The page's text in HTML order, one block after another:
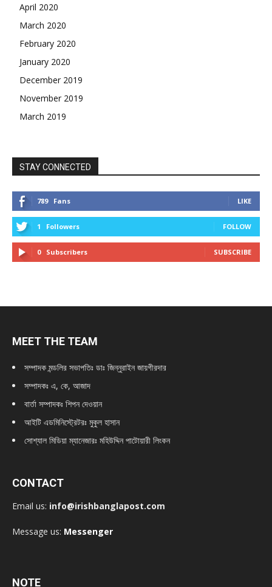
April 2020
March 2020
February 2020
January 2020
December 2019
November 2019
March 2019
STAY CONNECTED
789 Fans LIKE
1 Followers FOLLOW
0 Subscribers SUBSCRIBE
MEET THE TEAM
সম্পাদক মন্ডলির সভাপতিঃ ডাঃ জিন্নুরাইন জায়গীরদার
সম্পাদকঃ এ, কে, আজাদ
বার্তা সম্পাদকঃ শিপন দেওয়ান
আইটি এডমিনিস্ট্রেটরঃ মুকুল হাসান
সোশ্যাল মিডিয়া ম্যানেজারঃ মহিউদ্দিন পাটোয়ারী লিংকন
CONTACT
Email us: info@irishbanglapost.com
Message us: Messenger
NOTE